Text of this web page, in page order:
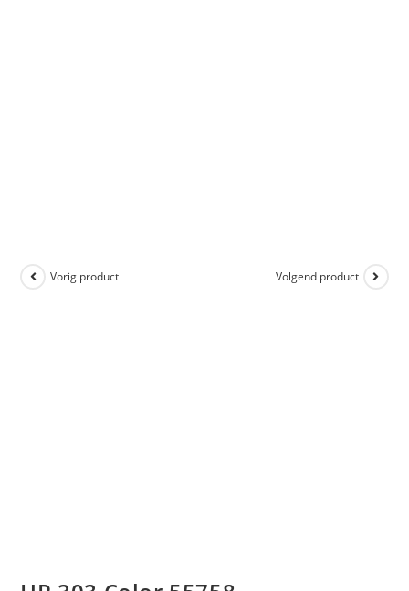
Vorig product Volgend product